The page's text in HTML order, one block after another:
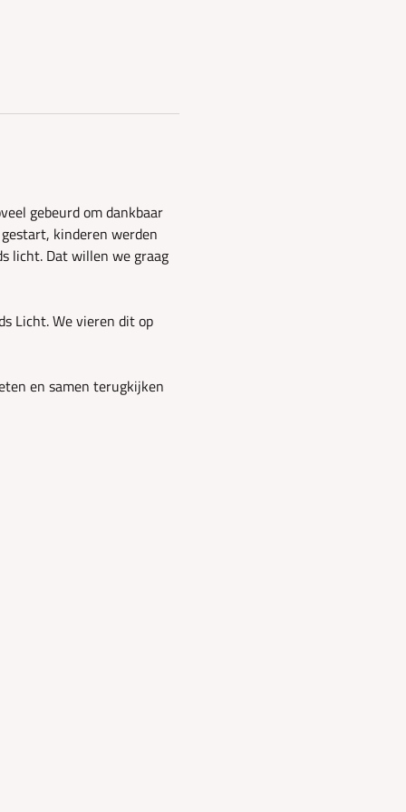
gebeurd om dankbaar
kinderen werden
licht. Dat willen we graag
Licht. We vieren dit op
en samen terugkijken